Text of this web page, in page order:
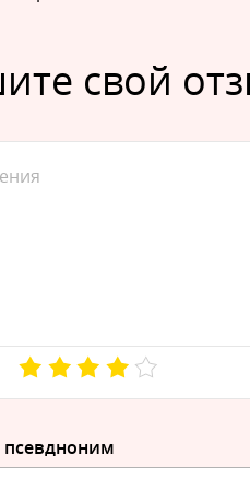
свой